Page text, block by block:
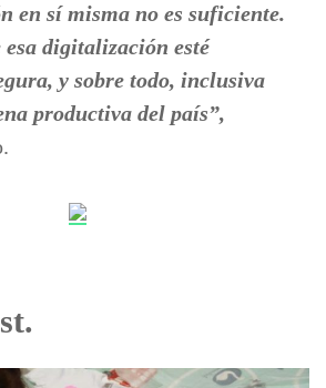
en sí misma no es suficiente.
esa digitalización esté
y sobre todo, inclusiva
productiva del país”,